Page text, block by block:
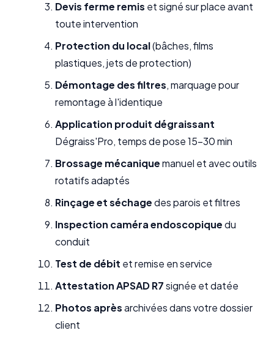
Devis ferme remis et signé sur place avant
toute intervention
Protection du local(bâches, films
plastiques, jets de protection)
Démontage des filtres, marquage pour
remontage à l'identique
Application produit dégraissant
Dégraiss'Pro, temps de pose 15-30 min
Brossage mécaniquemanuel et avec outils
rotatifs adaptés
Rinçage et séchagedes parois et filtres
Inspection caméra endoscopiquedu
conduit
Test de débit et remise en service
Attestation APSAD R7signée et datée
Photos aprèsarchivées dans votre dossier
client